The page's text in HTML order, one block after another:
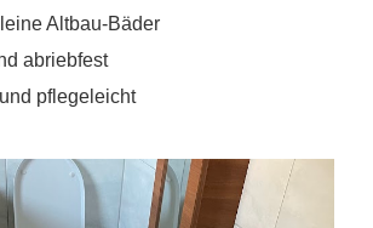
Altbau-Bäder
abriebfest
pflegeleicht